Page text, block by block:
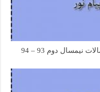
دانلود رایگان نمونه سوال آمار و احتمالات نیمسال دوم 93 – 94